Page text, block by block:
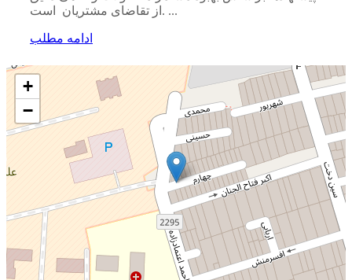
از تقاضای مشتریان است. ...
ادامه مطلب
+
−